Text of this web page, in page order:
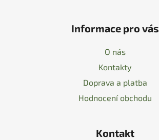
Informace pro vás
O nás
Kontakty
Doprava a platba
Hodnocení obchodu
Kontakt